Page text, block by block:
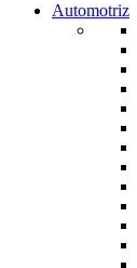
Automotriz